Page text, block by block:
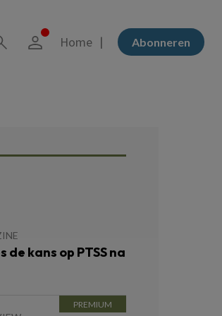
Abonneren
Home
de kans op PTSS na